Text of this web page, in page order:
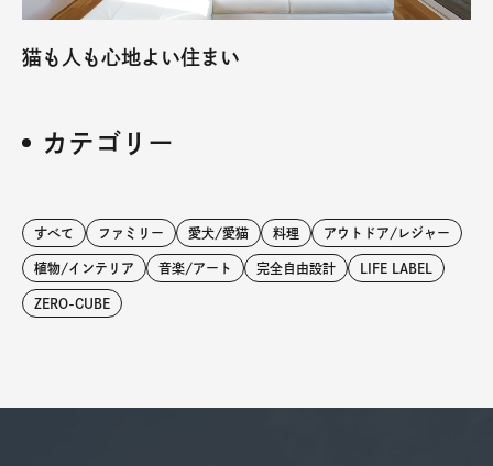
猫も人も心地よい住まい
カテゴリー
すべて ファミリー 愛犬/愛猫 料理 アウトドア/レジャー
植物/インテリア 音楽/アート 完全自由設計 LIFE LABEL
ZERO-CUBE